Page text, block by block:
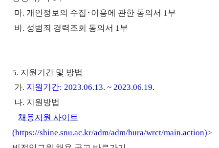
마. 개인정보의 수집 ･ 이용에 관한 동의서 1부
바. 성범죄 경력조회 동의서 1부
5. 지원기간 및 방법
가. 지원기간: 2023.06.13. ~ 2023.06.19.
나. 지원방법
채용지원 사이트
(https://shine.snu.ac.kr/adm/adm/hura/wrct/main.action)>